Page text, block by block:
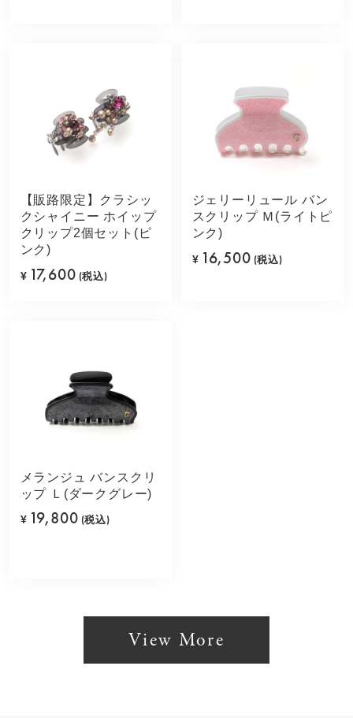
【販路限定】クラシッ
クシャイニー ホイップ
クリップ2個セット(ピ
ンク)
¥ 17,600 (税込)
ジェリーリュール バン
スクリップ Ｍ(ライトピ
ンク)
¥ 16,500 (税込)
メランジュ バンスクリ
ップ Ｌ(ダークグレー)
¥ 19,800 (税込)
View More